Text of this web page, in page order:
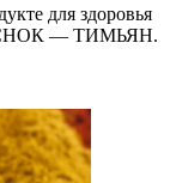
для здоровья
— ТИМЬЯН.